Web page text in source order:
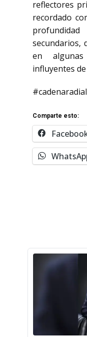
reflectores
recordado
secundarios,
en
influyentes
Comparte esto: